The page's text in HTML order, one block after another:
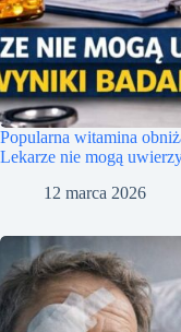
Popularna witamina
Lekarze nie mogą
12 marca 2026